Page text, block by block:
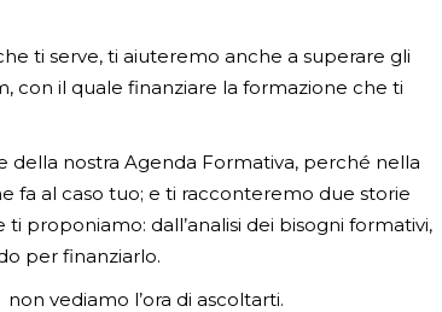
ti serve, ti aiuteremo anche a superare gli
con il quale finanziare la formazione che ti
nostra Agenda Formativa, perché nella
fa al caso tuo; e ti racconteremo due storie
proponiamo: dall’analisi dei bisogni formativi,
per finanziarlo.
vediamo l’ora di ascoltarti.